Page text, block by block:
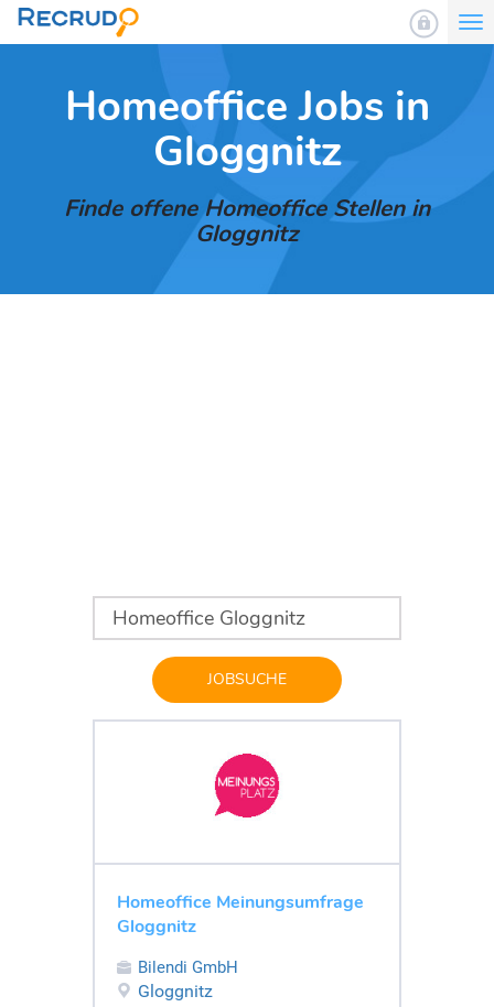
Homeoffice Jobs in
Gloggnitz
Finde offene Homeoffice Stellen in
Gloggnitz
JOBSUCHE
Homeoffice Meinungsumfrage
Gloggnitz
Bilendi GmbH
Gloggnitz